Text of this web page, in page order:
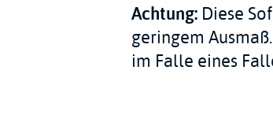
Achtung:Diese
geringem
im Falle eines